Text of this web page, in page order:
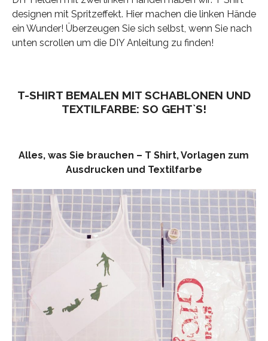
designen mit Spritzeffekt. Hier machen die linken Hände
ein Wunder! Überzeugen Sie sich selbst, wenn Sie nach
unten scrollen um die DIY Anleitung zu finden!
T-SHIRT BEMALEN MIT SCHABLONEN UND
TEXTILFARBE: SO GEHT`S!
Alles, was Sie brauchen – T Shirt, Vorlagen zum
Ausdrucken und Textilfarbe